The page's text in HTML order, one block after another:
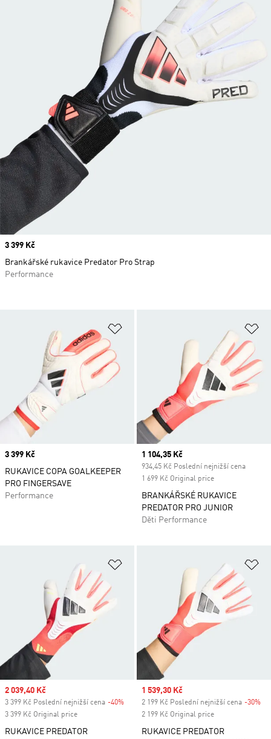
Price
3 399 Kč
RUKAVICE COPA GOALKEEPER
PRO FINGERSAVE
Performance
Current price
1 104,35 Kč
934,45 Kč Poslední nejnižší cena
1 699 Kč Original price
BRANKÁŘSKÉ RUKAVICE
PREDATOR PRO JUNIOR
Děti Performance
Přidat do seznamu přání
Sale price
2 039,40 Kč
3 399 Kč Poslední nejnižší cena -40% Discount
3 399 Kč Original price
RUKAVICE PREDATOR
Sale price
1 539,30 Kč
2 199 Kč Poslední nejnižší cena -30%
2 199 Kč Original price
RUKAVICE PREDATOR
Price
3 399 Kč
Brankářské rukavice Predator Pro Strap
Performance